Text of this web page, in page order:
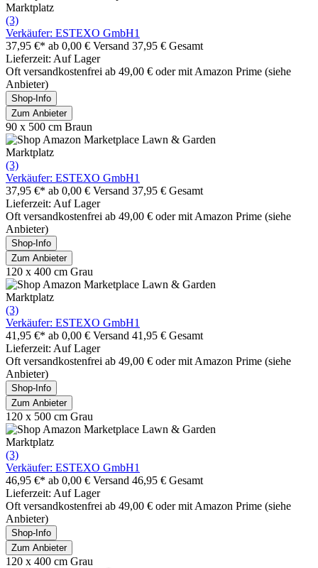
Marktplatz
(3)
Verkäufer: ESTEXO GmbH1
37,95 €* ab 0,00 € Versand 37,95 € Gesamt
Lieferzeit: Auf Lager
Oft versandkostenfrei ab 49,00 € oder mit Amazon Prime (siehe
Anbieter)
Shop-Info
Zum Anbieter
90 x 500 cm Braun
Marktplatz
(3)
Verkäufer: ESTEXO GmbH1
37,95 €* ab 0,00 € Versand 37,95 € Gesamt
Lieferzeit: Auf Lager
Oft versandkostenfrei ab 49,00 € oder mit Amazon Prime (siehe
Anbieter)
Shop-Info
Zum Anbieter
120 x 400 cm Grau
Marktplatz
(3)
Verkäufer: ESTEXO GmbH1
41,95 €* ab 0,00 € Versand 41,95 € Gesamt
Lieferzeit: Auf Lager
Oft versandkostenfrei ab 49,00 € oder mit Amazon Prime (siehe
Anbieter)
Shop-Info
Zum Anbieter
120 x 500 cm Grau
Marktplatz
(3)
Verkäufer: ESTEXO GmbH1
46,95 €* ab 0,00 € Versand 46,95 € Gesamt
Lieferzeit: Auf Lager
Oft versandkostenfrei ab 49,00 € oder mit Amazon Prime (siehe
Anbieter)
Shop-Info
Zum Anbieter
120 x 400 cm Grau